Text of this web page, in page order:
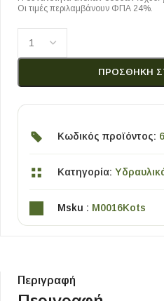
Οι τιμές περιλαμβάνουν ΦΠΑ 24%.
ΠΡΟΣΘΉΚΗ
Κωδικός προϊόντος:
Κατηγορία:
Msku : M0016Kots
Περιγραφή